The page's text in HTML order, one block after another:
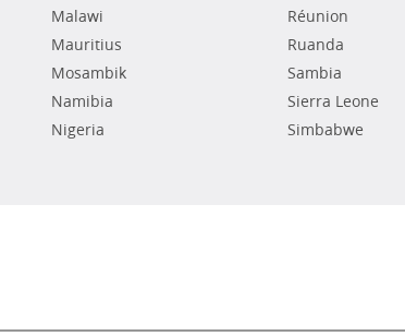
Malawi
Mauritius
Mosambik
Namibia
Nigeria
Réunion
Ruanda
Sambia
Sierra Leone
Simbabwe